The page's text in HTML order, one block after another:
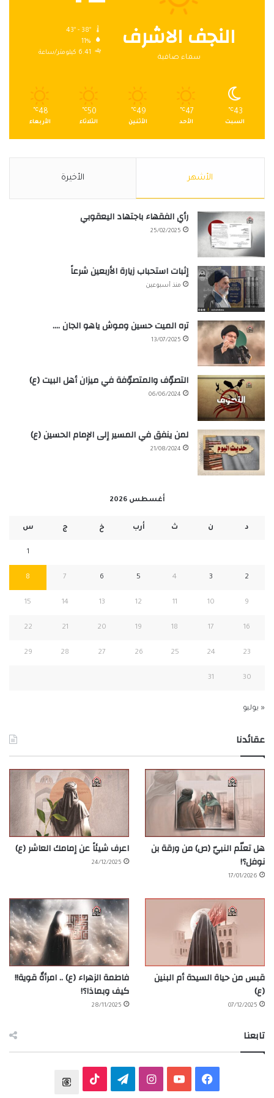
النجف الاشرف
سماء صافية
11%
6.41 كيلومتر/ساعة
43
℃
السبت
47
℃
الأحد
49
℃
الأثنين
50
℃
الثلاثاء
48
℃
الأربعاء
الأشهر الأخيرة
رأي الفقهاء باجتهاد اليعقوبي
25/02/2025
إثبات استحباب زيارة الأربعين شرعاً
منذ أسبوعين
تره الميت حسين وموش ياهو الجان ….
13/07/2025
التصوّف والمتصوّفة في ميزان أهل البيت (ع)
06/06/2024
لمن ينفق في المسير إلى الإمام الحسين (ع)
21/08/2024
أغسطس 2026
د ن ث أرب خ ج س
1
2
3
4
5
6
7
8
9
10
11
12
13
14
15
16
17
18
19
20
21
22
23
24
25
26
27
28
29
30
31
« يوليو
عقائدنا
هل تعلّم النبيّ (ص) من ورقة بن
نوفل؟!
17/01/2026
اعرف شيئاً عن إمامك العاشر (ع)
24/12/2025
قبس من حياة السيدة أم البنين
(ع)
07/12/2025
فاطمة الزهراء (ع) .. امرأةٌ قوية!!
كيف وبماذا؟!
28/11/2025
تابعنا